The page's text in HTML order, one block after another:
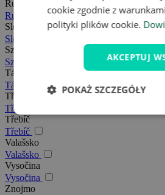
Rudawy
Rudawy
Slovácko
Slovácko
Szumawa
Szumawa
Tábor
Tábor
Třeboňsko
Třeboňsko
Třebíč
Třebíč
Valašsko
Valašsko
Vysočina
Vysočina
Znojmo
cookie zgodnie z
polityki plików cookie.
AKCEPTUJ
POKAŻ SZCZEGÓŁY